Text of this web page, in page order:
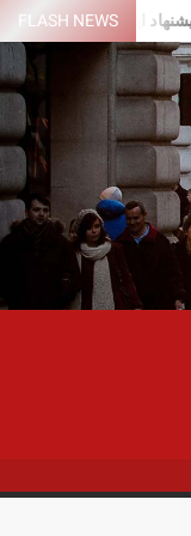
FLASH NEWS
پیشنهاد ایران